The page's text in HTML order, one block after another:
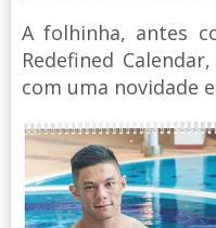
A folhinha, antes
Redefined
com uma novidade